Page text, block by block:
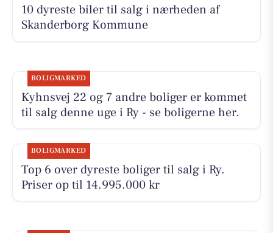
10 dyreste biler til salg i nærheden af
Skanderborg Kommune
BOLIGMARKED
Kyhnsvej 22 og 7 andre boliger er kommet
til salg denne uge i Ry - se boligerne her.
BOLIGMARKED
Top 6 over dyreste boliger til salg i Ry.
Priser op til 14.995.000 kr